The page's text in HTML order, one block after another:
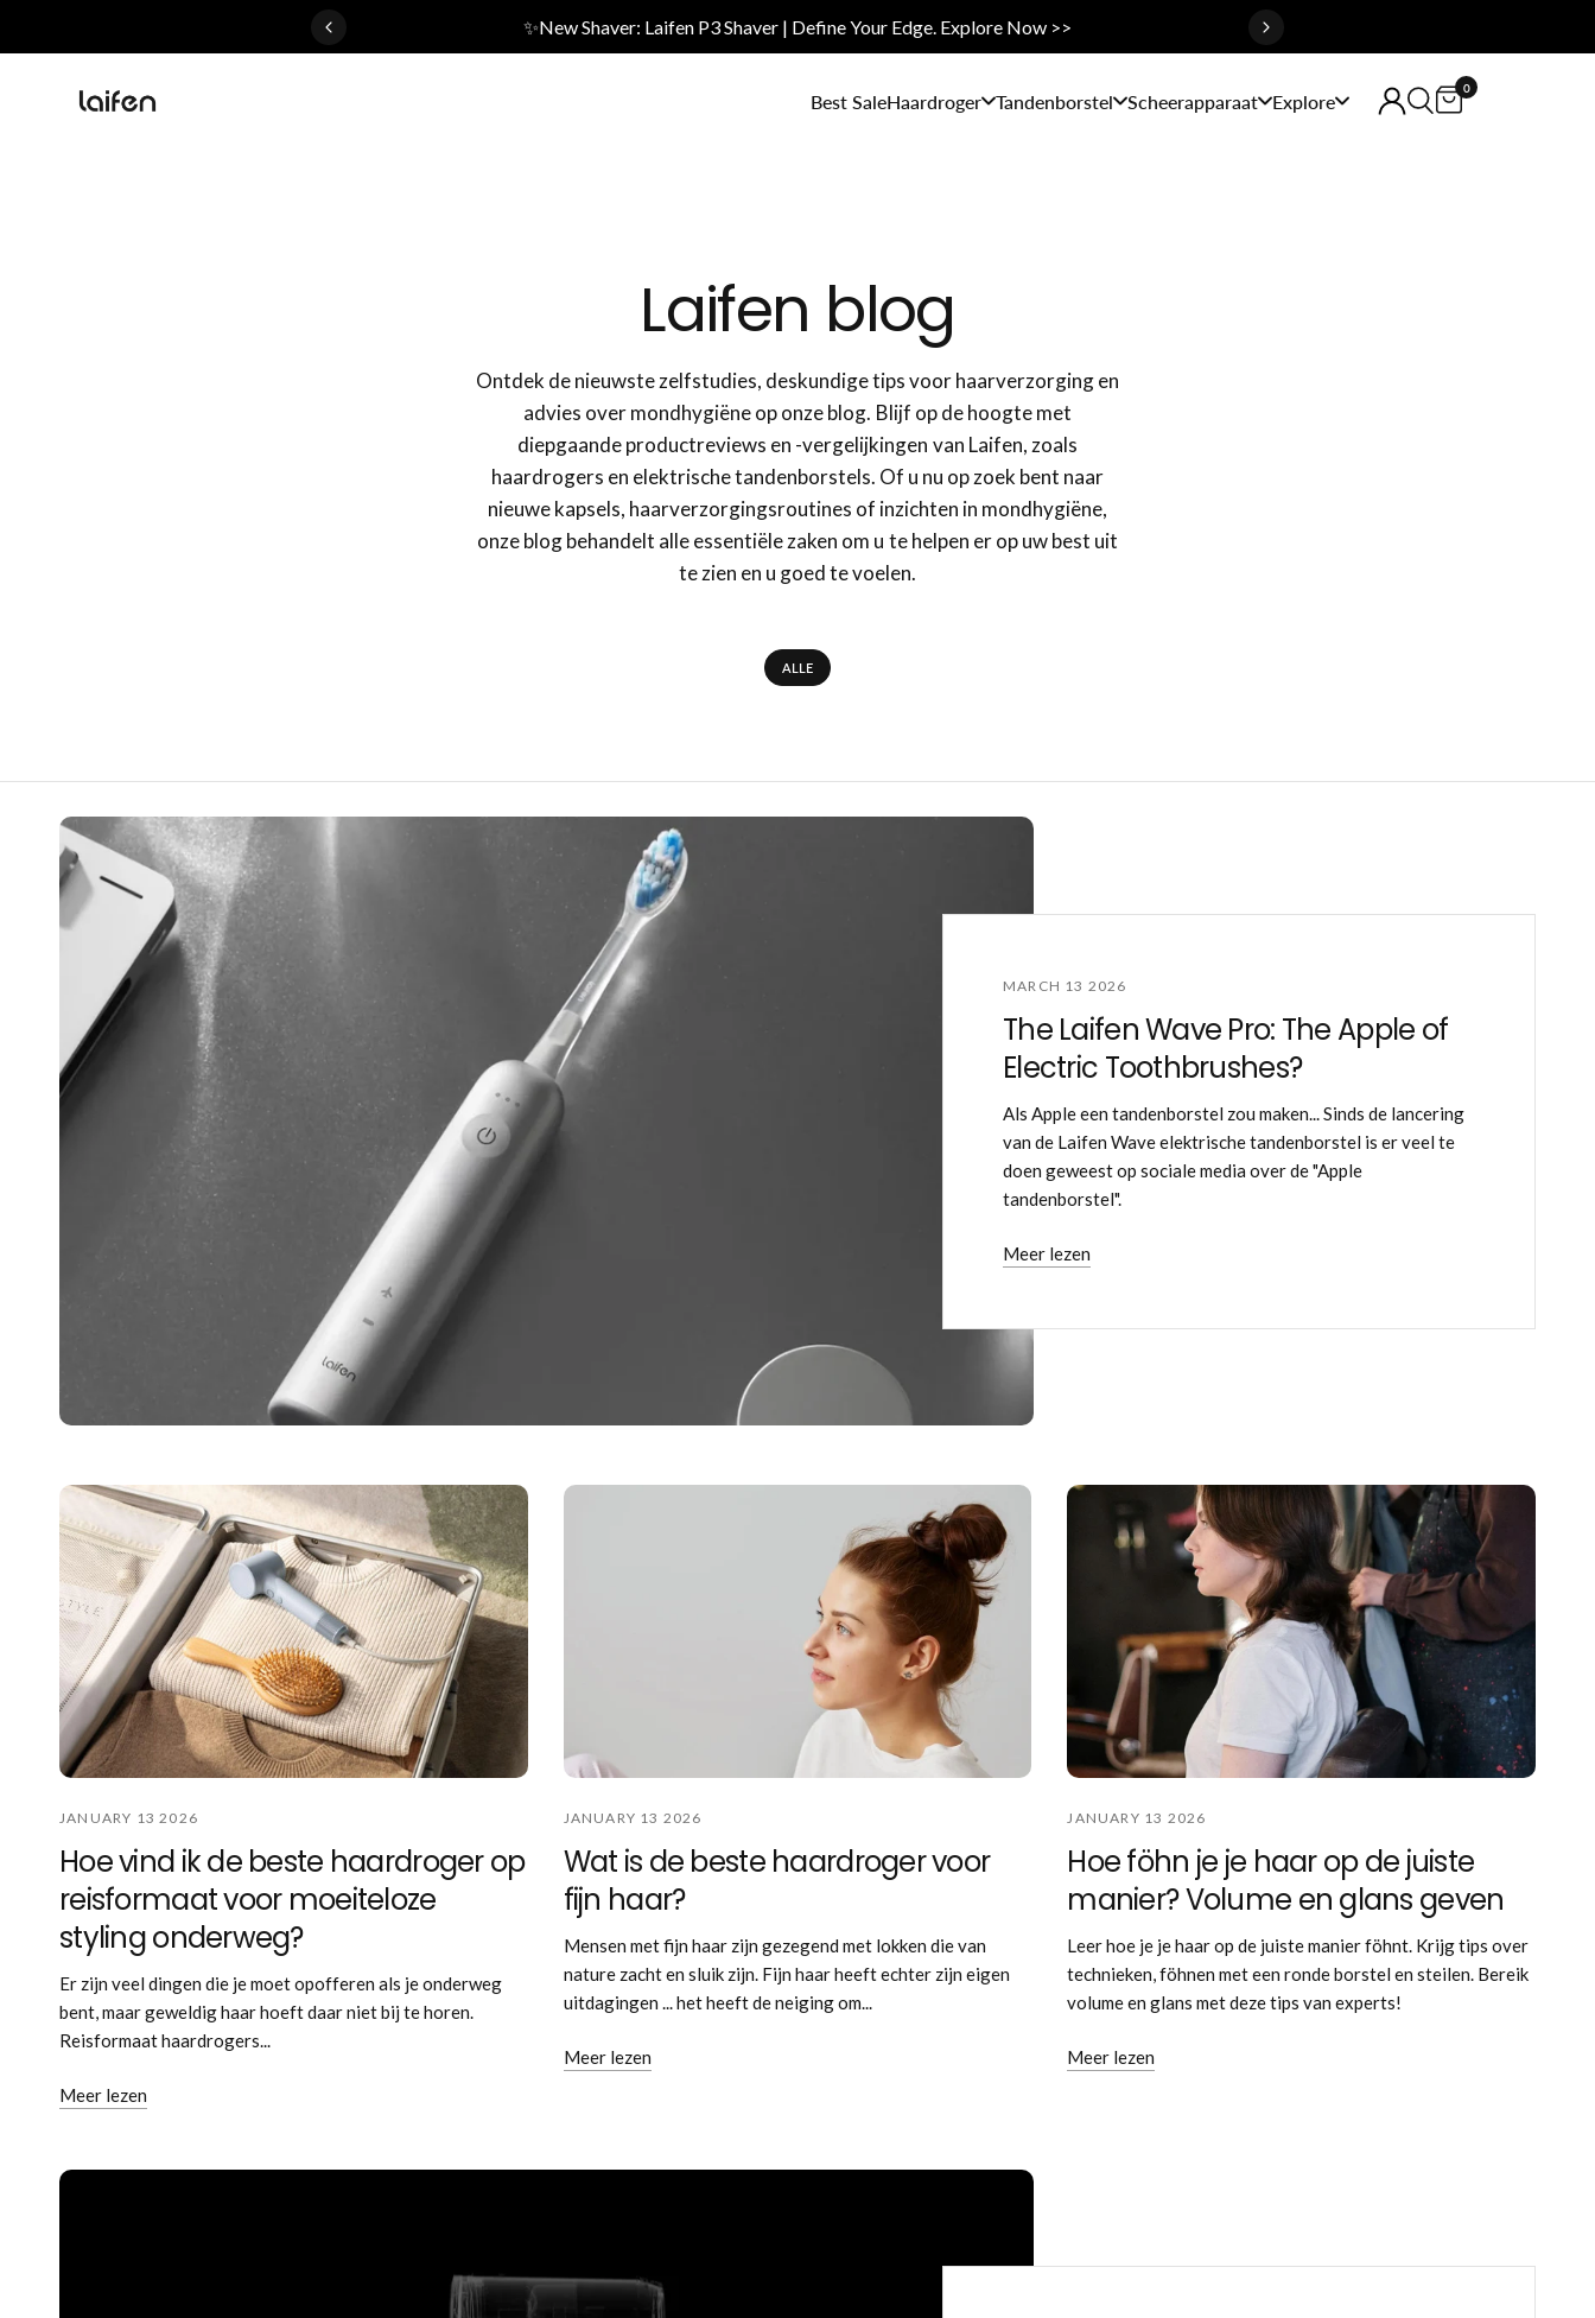
✨New Shaver: Laifen P3 Shaver | Define Your Edge. Explore Now >>
Best SaleHaardroger Tandenborstel Scheerapparaat Explore
0
Laifen blog
Ontdek de nieuwste zelfstudies, deskundige tips voor haarverzorging en
advies over mondhygiëne op onze blog. Blijf op de hoogte met
diepgaande productreviews en -vergelijkingen van Laifen, zoals
haardrogers en elektrische tandenborstels. Of u nu op zoek bent naar
nieuwe kapsels, haarverzorgingsroutines of inzichten in mondhygiëne,
onze blog behandelt alle essentiële zaken om u te helpen er op uw best uit
te zien en u goed te voelen.
ALLE
MARCH 13 2026
The Laifen Wave Pro: The Apple of
Electric Toothbrushes?
Als Apple een tandenborstel zou maken... Sinds de lancering
van de Laifen Wave elektrische tandenborstel is er veel te
doen geweest op sociale media over de "Apple
tandenborstel".
Meer lezen
JANUARY 13 2026
Hoe vind ik de beste haardroger op
reisformaat voor moeiteloze
styling onderweg?
Er zijn veel dingen die je moet opofferen als je onderweg
bent, maar geweldig haar hoeft daar niet bij te horen.
Reisformaat haardrogers...
Meer lezen
JANUARY 13 2026
Wat is de beste haardroger voor
fijn haar?
Mensen met fijn haar zijn gezegend met lokken die van
nature zacht en sluik zijn. Fijn haar heeft echter zijn eigen
uitdagingen ... het heeft de neiging om...
Meer lezen
JANUARY 13 2026
Hoe föhn je je haar op de juiste
manier? Volume en glans geven
Leer hoe je je haar op de juiste manier föhnt. Krijg tips over
technieken, föhnen met een ronde borstel en steilen. Bereik
volume en glans met deze tips van experts!
Meer lezen